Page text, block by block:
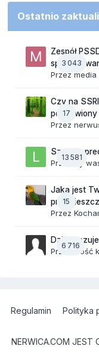
Ostatnio
3 043
Zespół
Przez media
17
Czy na
pozbawiony
Przez
13 581
Szalone
Przezlily
15
Jaka jest
Przez
6 716
Dzisiaj
Przez Gość
Regulamin Polityka
NERWICA.COM JEST